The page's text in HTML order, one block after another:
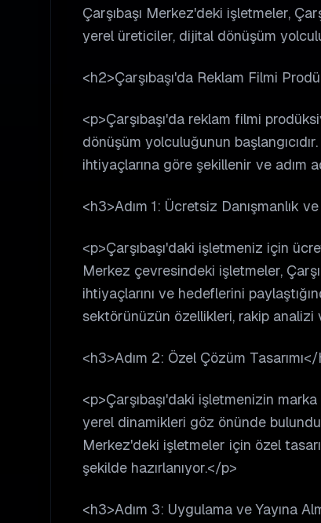
Çarşıbaşı Merkez'deki işletmeler,
yerel üreticiler, dijital dönüşüm
<h2>Çarşıbaşı'da Reklam Filmi
<p>Çarşıbaşı'da reklam filmi
dönüşüm yolculuğunun
ihtiyaçlarına göre şekillenir ve adım
<h3>Adım 1: Ücretsiz Danışmanlık
<p>Çarşıbaşı'daki işletmeniz için
Merkez çevresindeki işletmeler,
ihtiyaçlarını ve hedeflerini
sektörünüzün özellikleri, rakip analizi
<h3>Adım 2: Özel Çözüm
<p>Çarşıbaşı'daki işletmenizin
yerel dinamikleri göz önünde
Merkez'deki işletmeler için özel
şekilde hazırlanıyor.</p>
<h3>Adım 3: Uygulama ve Yayına